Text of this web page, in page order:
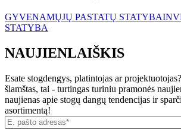
GYVENAMŲJŲ PASTATŲ STATYBA
STATYBA
NAUJIENLAIŠKIS
Esate stogdengys, platintojas ar
šlamštas, tai - turtingas turiniu pramonės
naujienas apie stogų dangų tendencijas ir
asortimentą!